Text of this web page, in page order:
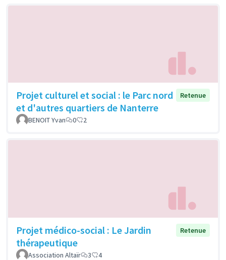
Projet culturel et social : le Parc nord
et d'autres quartiers de Nanterre
Retenue
BENOIT Yvan 0 2
Projet médico-social : Le Jardin
thérapeutique
Retenue
Association Altaïr 3 4